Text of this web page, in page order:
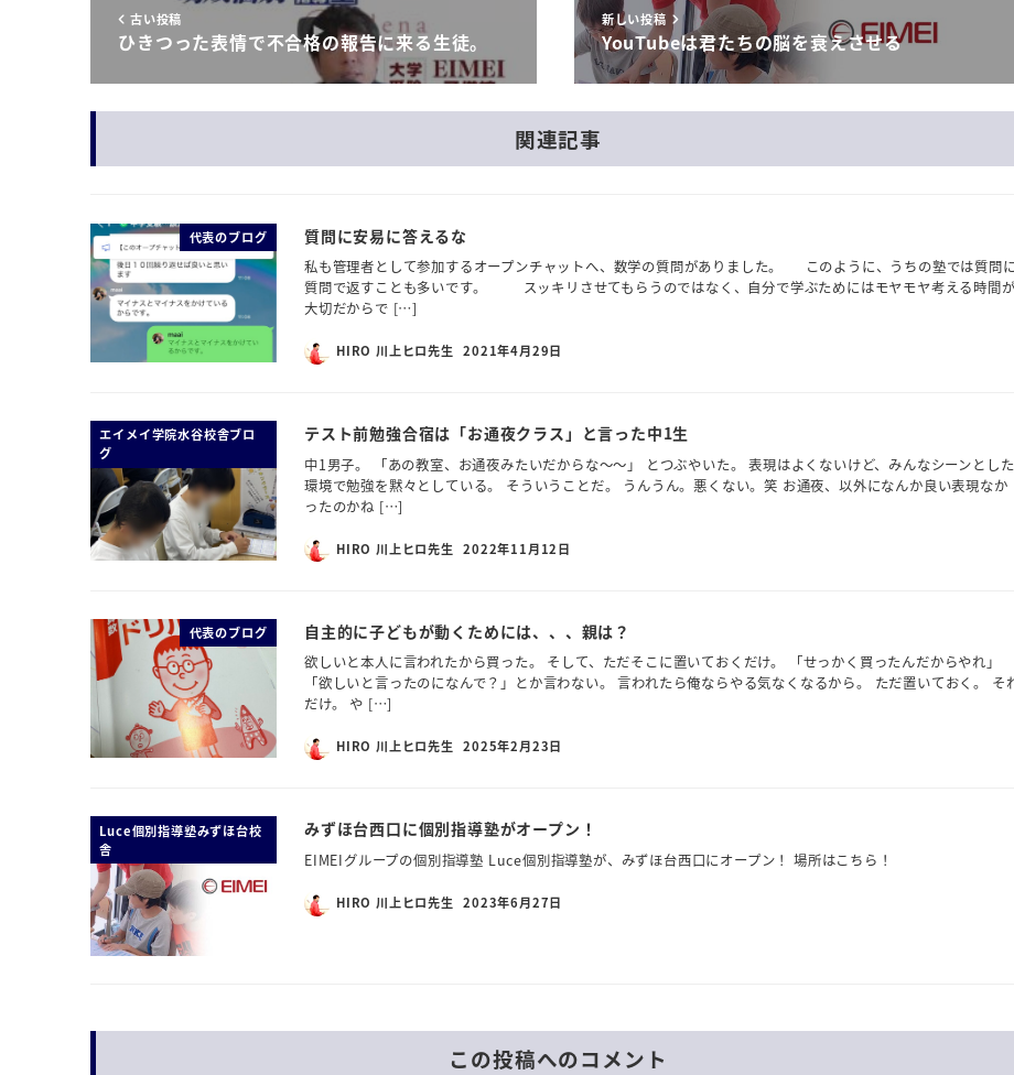
古い投稿
ひきつった表情で不合格の報告に来る生徒。
新しい投稿
YouTubeは君たちの脳を衰えさせる
関連記事
代表のブログ 質問に安易に答えるな
私も管理者として参加するオープンチャットへ、数学の質問がありました。 このように、うちの塾では質問
質問で返すことも多いです。 スッキリさせてもらうのではなく、自分で学ぶためにはモヤモヤ考える時間が
大切だからで […]
HIRO 川上ヒロ先生 2021年4月29日
エイメイ学院水谷校舎ブロ
グ
テスト前勉強合宿は「お通夜クラス」と言った中1生
中1男子。 「あの教室、お通夜みたいだからな～～」 とつぶやいた。 表現はよくないけど、みんなシーンとした
環境で勉強を黙々としている。 そういうことだ。 うんうん。悪くない。笑 お通夜、以外になんか良い表現なか
ったのかね […]
HIRO 川上ヒロ先生 2022年11月12日
代表のブログ 自主的に子どもが動くためには、、、親は？
欲しいと本人に言われたから買った。 そして、ただそこに置いておくだけ。 「せっかく買ったんだからやれ」
「欲しいと言ったのになんで？」とか言わない。 言われたら俺ならやる気なくなるから。 ただ置いておく。 そ
だけ。 や […]
HIRO 川上ヒロ先生 2025年2月23日
Luce個別指導塾みずほ台校
舎
みずほ台西口に個別指導塾がオープン！
EIMEIグループの個別指導塾 Luce個別指導塾が、みずほ台西口にオープン！ 場所はこちら！
HIRO 川上ヒロ先生 2023年6月27日
この投稿へのコメント